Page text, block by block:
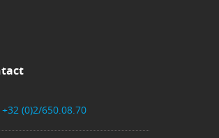
+32 (0)2/650.08.70